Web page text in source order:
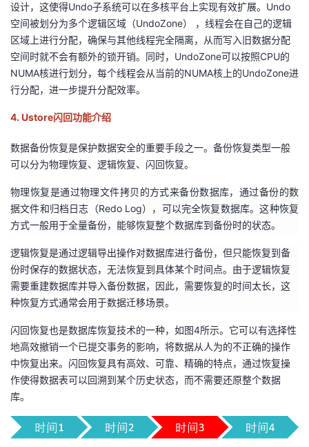
设计，这使得Undo子系统可以在多核平台上实现有效扩展。Undo
空间被划分为多个逻辑区域（UndoZone） ，线程会在自己的逻辑
区域上进行分配，确保与其他线程完全隔离，从而写入旧数据分配
空间时就不会有额外的锁开销。同时，UndoZone可以按照CPU的
NUMA核进行划分，每个线程会从当前的NUMA核上的UndoZone进
行分配，进一步提升分配效率。
4. Ustore闪回功能介绍
数据备份恢复是保护数据安全的重要手段之一。备份恢复类型一般
可以分为物理恢复、逻辑恢复、闪回恢复。
物理恢复是通过物理文件拷贝的方式来备份数据库，通过备份的数
据文件和归档日志（Redo Log） ， 可以完全恢复数据库。这种恢复
方式一般用于全量备份，能够恢复整个数据库到备份时的状态。
逻辑恢复是通过逻辑导出操作对数据库进行备份，但只能恢复到备
份时保存的数据状态，无法恢复到具体某个时间点。由于逻辑恢复
需要重建数据库并导入备份数据，因此，需要恢复的时间太长，这
种恢复方式通常会用于数据迁移场景。
闪回恢复也是数据库恢复技术的一种，如图4所示。它可以有选择性
地高效撤销一个已提交事务的影响，将数据从人为的不正确的操作
中恢复出来。闪回恢复具有高效、可靠、精确的特点，通过恢复操
作使得数据表可以回溯到某个历史状态，而不需要还原整个数据
库。